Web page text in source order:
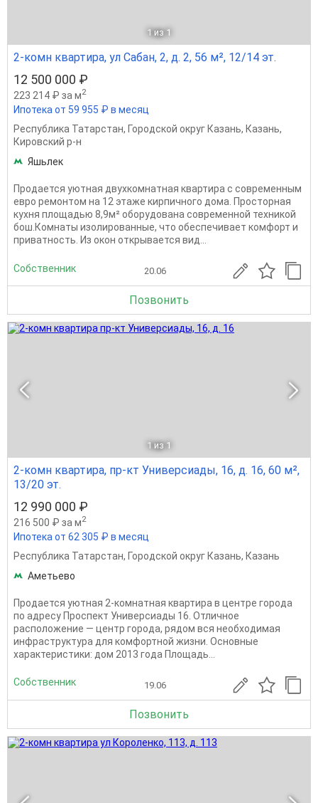
1 из 1
2-комн квартира, ул Сабан, 2, д. 2, 56 м², 12/14 эт.
12 500 000 ₽
223 214 ₽ за м2
Ипотека от 59 955 ₽ в месяц
Республика Татарстан, Городской округ Казань, Казань,
Кировский р-н
Яшьлек
Продается уютная двухкомнатная квартира с современным
евро ремонтом на 12 этаже кирпичного дома. Просторная
кухня площадью 8,9м² оборудована современной техникой
бош.Комнаты изолированные, что обеспечивает комфорт и
приватность. Из окон открывается вид...
Собственник 20.06
Позвонить
1 из 1
2-комн квартира, пр-кт Универсиады, 16, д. 16, 60 м²,
13/20 эт.
12 990 000 ₽
216 500 ₽ за м2
Ипотека от 62 305 ₽ в месяц
Республика Татарстан, Городской округ Казань, Казань
Аметьево
Продается уютная 2-комнатная квартира в центре города
по адресу Проспект Универсиады 16. Отличное
расположение — центр города, рядом вся необходимая
инфраструктура для комфортной жизни. Основные
характеристики: дом 2013 года Площадь...
Собственник 19.06
Позвонить